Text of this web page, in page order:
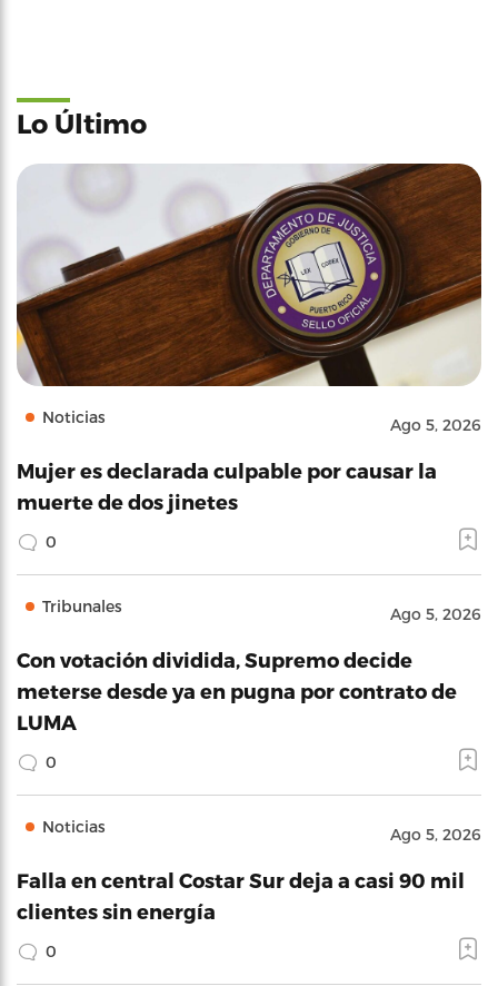
Lo Último
Noticias Ago 5, 2026
Mujer es declarada culpable por causar la
muerte de dos jinetes
0
Tribunales Ago 5, 2026
Con votación dividida, Supremo decide
meterse desde ya en pugna por contrato de
LUMA
0
Noticias Ago 5, 2026
Falla en central Costar Sur deja a casi 90 mil
clientes sin energía
0